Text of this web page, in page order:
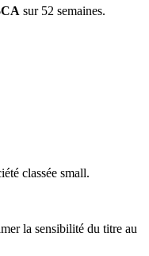
sur 52 semaines.
classée small.
la sensibilité du titre au